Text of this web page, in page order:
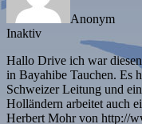
Anonym
Inaktiv
Hallo Drive ich war
in Bayahibe Tauchen. Es
Schweizer Leitung und
Holländern arbeitet auch
Herbert Mohr von http://